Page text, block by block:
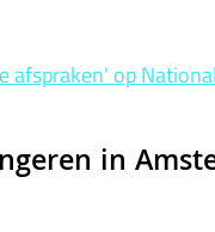
afspraken' op
in